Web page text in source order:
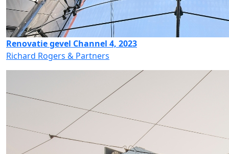
Renovatie gevel Channel 4, 2023
Richard Rogers & Partners